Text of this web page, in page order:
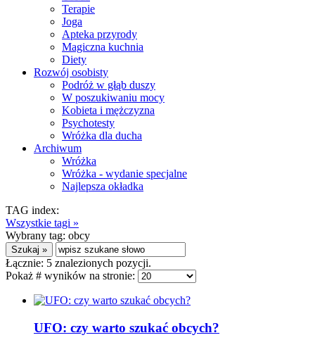
Terapie
Joga
Apteka przyrody
Magiczna kuchnia
Diety
Rozwój osobisty
Podróż w głąb duszy
W poszukiwaniu mocy
Kobieta i mężczyzna
Psychotesty
Wróżka dla ducha
Archiwum
Wróżka
Wróżka - wydanie specjalne
Najlepsza okładka
TAG index:
Wszystkie tagi »
Wybrany tag: obcy
Łącznie: 5 znalezionych pozycji.
Pokaż # wyników na stronie:
UFO: czy warto szukać obcych?